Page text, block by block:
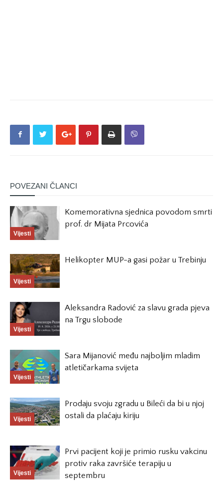
POVEZANI ČLANCI
Vijesti
Komemorativna sjednica povodom smrti
prof. dr Mijata Prcovića
Vijesti
Helikopter MUP-a gasi požar u Trebinju
Vijesti
Aleksandra Radović za slavu grada pjeva
na Trgu slobode
Vijesti
Sara Mijanović među najboljim mladim
atletičarkama svijeta
Vijesti
Prodaju svoju zgradu u Bileći da bi u njoj
ostali da plaćaju kiriju
Vijesti
Prvi pacijent koji je primio rusku vakcinu
protiv raka završiće terapiju u
septembru